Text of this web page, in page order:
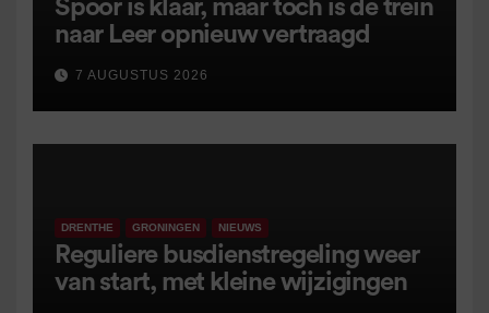
Spoor is klaar, maar toch is de trein
naar Leer opnieuw vertraagd
7 AUGUSTUS 2026
DRENTHE GRONINGEN NIEUWS
Reguliere busdienstregeling weer
van start, met kleine wijzigingen